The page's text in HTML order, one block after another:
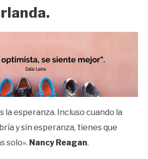
la esperanza. Incluso cuando la
y sin esperanza, tienes que
solo». Nancy Reagan.